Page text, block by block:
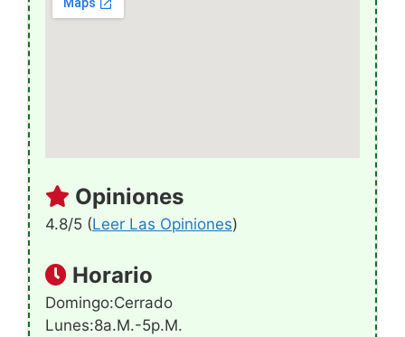
Opiniones
4.8/5 (Leer Las Opiniones)
Horario
Domingo:Cerrado
Lunes:8a.m.-5p.m.